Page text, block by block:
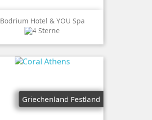
Bodrium Hotel & YOU Spa
Griechenland Festland